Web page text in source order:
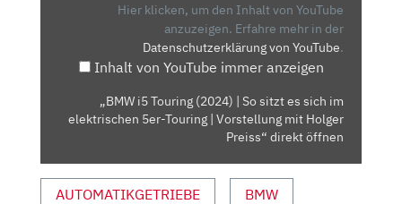
TOURING
Hier klicken, um den Inhalt von YouTube
anzuzeigen. Erfahre mehr in der
Datenschutzerklärung von YouTube.
Inhalt von YouTube immer anzeigen
„BMW i5 Touring (2024) | So sitzt es sich im
elektrischen 5er-Touring | Vorstellung mit Holger
Preiss“ direkt öffnen
AUTOMATIKGETRIEBE BMW